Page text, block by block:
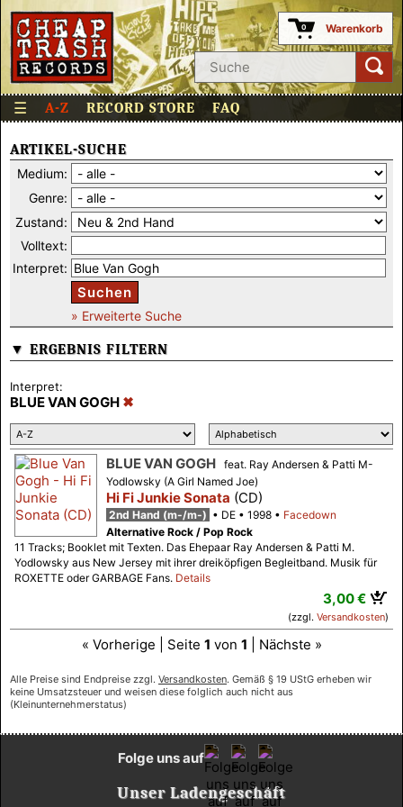
0 Warenkorb
☰ A-Z RECORD STORE FAQ
ARTIKEL-SUCHE
Medium:
Genre:
Zustand:
Volltext:
Interpret:
Suchen
» Erweiterte Suche
▼ ERGEBNIS FILTERN
Interpret:
BLUE VAN GOGH
BLUE VAN GOGH feat. Ray Andersen & Patti M-
Yodlowsky (A Girl Named Joe)
Hi Fi Junkie Sonata (CD)
2nd Hand (m-/m-) DE 1998
Facedown
Alternative Rock / Pop Rock
11 Tracks; Booklet mit Texten. Das Ehepaar Ray Andersen & Patti M.
Yodlowsky aus New Jersey mit ihrer dreiköpfigen Begleitband. Musik für
ROXETTE oder GARBAGE Fans. Details
3,00 €
(zzgl. Versandkosten)
« Vorherige | Seite 1 von 1 | Nächste »
Alle Preise sind Endpreise zzgl. Versandkosten. Gemäß § 19 UStG erheben wir
keine Umsatzsteuer und weisen diese folglich auch nicht aus
(Kleinunternehmerstatus)
Unser Ladengeschäft
Folge uns auf